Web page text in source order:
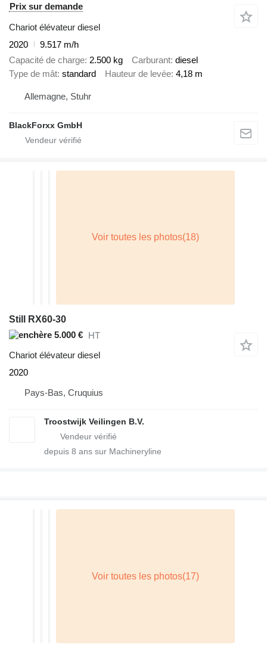
Prix sur demande
Chariot élévateur diesel
2020
9.517 m/h
Capacité de charge 2.500 kg Carburant diesel
Type de mât standard Hauteur de levée 4,18 m
Allemagne, Stuhr
BlackForxx GmbH
Still RX60-30
5.000 € HT
Chariot élévateur diesel
2020
Pays-Bas, Cruquius
Troostwijk Veilingen B.V.
depuis 8 ans sur Machineryline